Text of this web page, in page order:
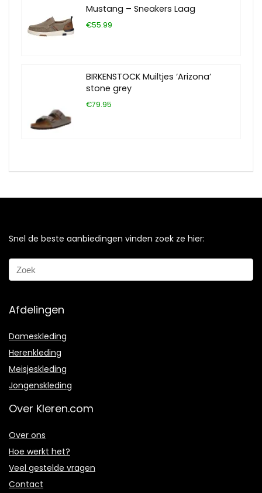
Mustang – Sneakers Laag
€55.99
BIRKENSTOCK Muiltjes ‘Arizona’
stone grey
€79.95
Snel de beste aanbiedingen vinden zoek ze hier:
Afdelingen
Dameskleding
Herenkleding
Meisjeskleding
Jongenskleding
Over Kleren.com
Over ons
Hoe werkt het?
Veel gestelde vragen
Contact